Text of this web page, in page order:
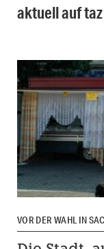
aktuell auf
VOR DER WAHL IN